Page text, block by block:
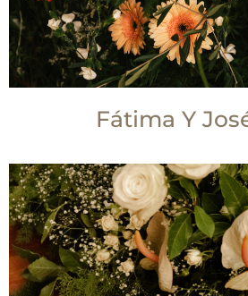
Fátima Y